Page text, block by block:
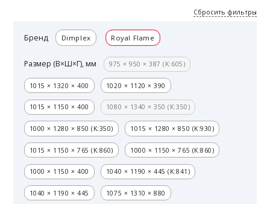
Бренд Dimplex Royal Flame
Размер (В×Ш×Г), мм 975 × 950 × 387 (K:605)
1015 × 1320 × 400 1020 × 1120 × 390
1015 × 1150 × 400 1080 × 1340 × 350 (K:350)
1000 × 1280 × 850 (K:350) 1015 × 1280 × 850 (K:930)
1015 × 1150 × 765 (K:860) 1000 × 1150 × 765 (K:860)
1000 × 1150 × 400 1040 × 1190 × 445 (K:841)
1040 × 1190 × 445 1075 × 1310 × 880
Сбросить фильтры